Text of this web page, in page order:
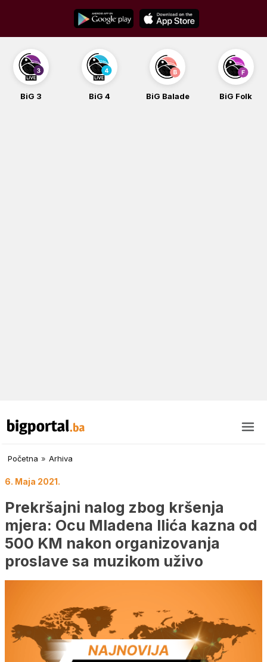
content
BiG 3 BiG 4 BiG Balade BiG Folk
Početna » Arhiva
6. Maja 2021.
Prekršajni nalog zbog kršenja
mjera: Ocu Mladena Ilića kazna od
500 KM nakon organizovanja
proslave sa muzikom uživo